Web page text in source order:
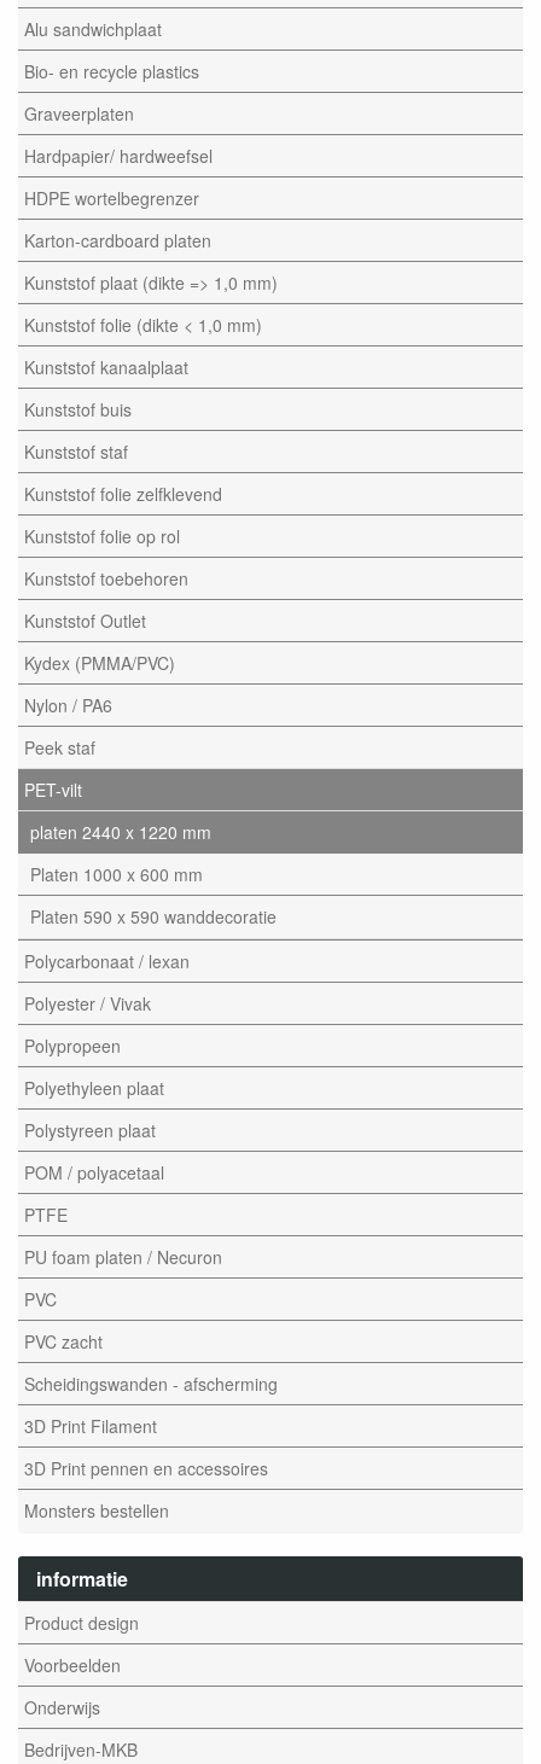
Alu sandwichplaat
Bio- en recycle plastics
Graveerplaten
Hardpapier/ hardweefsel
HDPE wortelbegrenzer
Karton-cardboard platen
Kunststof plaat (dikte => 1,0 mm)
Kunststof folie (dikte < 1,0 mm)
Kunststof kanaalplaat
Kunststof buis
Kunststof staf
Kunststof folie zelfklevend
Kunststof folie op rol
Kunststof toebehoren
Kunststof Outlet
Kydex (PMMA/PVC)
Nylon / PA6
Peek staf
PET-vilt
platen 2440 x 1220 mm
Platen 1000 x 600 mm
Platen 590 x 590 wanddecoratie
Polycarbonaat / lexan
Polyester / Vivak
Polypropeen
Polyethyleen plaat
Polystyreen plaat
POM / polyacetaal
PTFE
PU foam platen / Necuron
PVC
PVC zacht
Scheidingswanden - afscherming
3D Print Filament
3D Print pennen en accessoires
Monsters bestellen
informatie
Product design
Voorbeelden
Onderwijs
Bedrijven-MKB